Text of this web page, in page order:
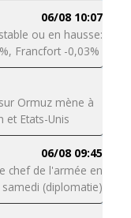
06/08 10:07
ou en hausse:
Francfort -0,03%
Ormuz mène à
et Etats-Unis
06/08 09:45
chef de l'armée en
(diplomatie)